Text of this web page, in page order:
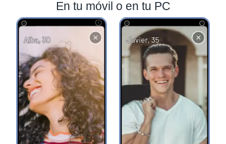
En tu móvil o en tu PC